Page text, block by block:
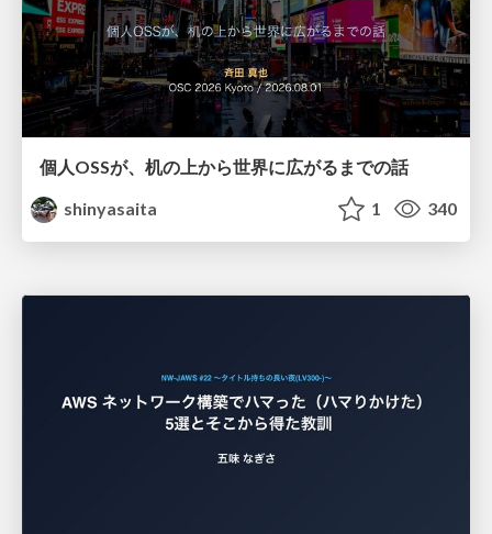
個人OSSが、机の上から世界に広がるまでの話
shinyasaita
1 340